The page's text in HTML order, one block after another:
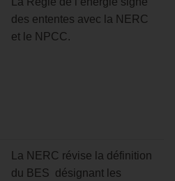
des ententes avec la NERC
et le NPCC.
La NERC révise la définition
du BES désignant les